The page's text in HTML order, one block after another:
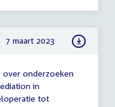
7 maart 2023
over onderzoeken
in
tot